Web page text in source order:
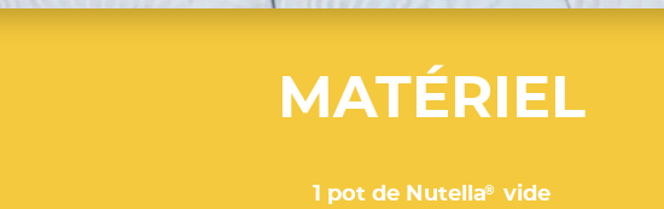
MATÉRIEL
1 pot de Nutella®
vide